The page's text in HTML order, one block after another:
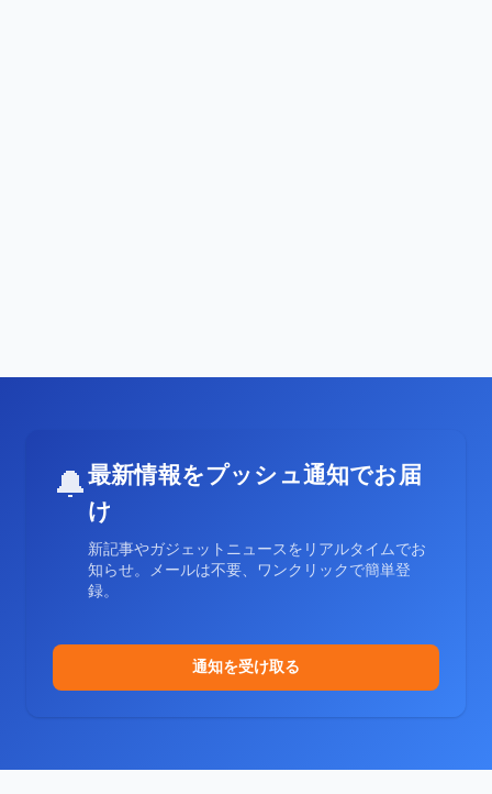
🔔最新情報をプッシュ通知でお届
け
新記事やガジェットニュースをリアルタイムでお
知らせ。メールは不要、ワンクリックで簡単登
録。
通知を受け取る